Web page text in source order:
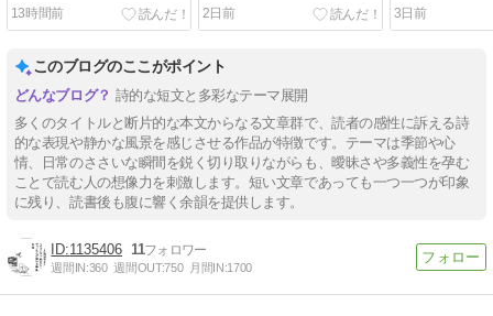
13時間前 2日前 3日前
このブログのここがポイント
詩的な短文と多彩なテーマ展開
多くのタイトルと断片的な本文からなる文章群で、読者の感性に訴える詩
的な表現や静かな風景を感じさせる作品が特徴です。テーマは季節や心
情、日常のささいな瞬間を鋭く切り取りながらも、曖昧さや多義性を孕む
ことで読む人の想像力を刺激します。短い文章であっても一つ一つが印象
に残り、読書後も腹に響く余韻を提供します。
1135406 11
週間IN:360 週間OUT:750 月間IN:1700